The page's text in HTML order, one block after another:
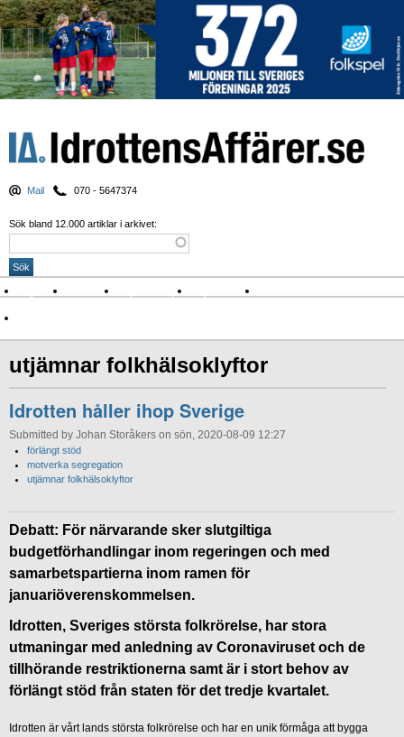
Mail 070 - 5647374
Sök bland 12.000 artiklar i arkivet:
Nyheter Krönikor Sport & spel Nyhetsbrev
utjämnar folkhälsoklyftor
Idrotten håller ihop Sverige
Submitted by Johan Storåkers on sön, 2020-08-09 12:27
förlängt stöd
motverka segregation
utjämnar folkhälsoklyftor
Debatt: För närvarande sker slutgiltiga
budgetförhandlingar inom regeringen och med
samarbetspartierna inom ramen för
januariöverenskommelsen.
Idrotten, Sveriges största folkrörelse, har stora
utmaningar med anledning av Coronaviruset och de
tillhörande restriktionerna samt är i stort behov av
förlängt stöd från staten för det tredje kvartalet.
Idrotten är vårt lands största folkrörelse och har en unik förmåga att bygga